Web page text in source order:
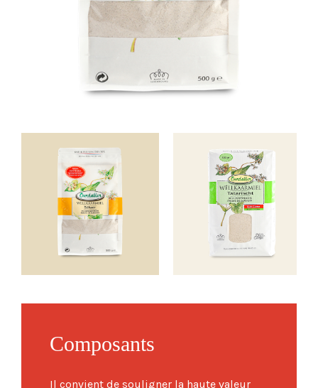
Composants
Il convient de souligner la haute valeur